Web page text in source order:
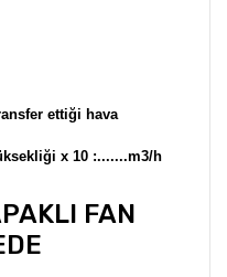
ettiği hava
x 10 :.......m3/h
FAN